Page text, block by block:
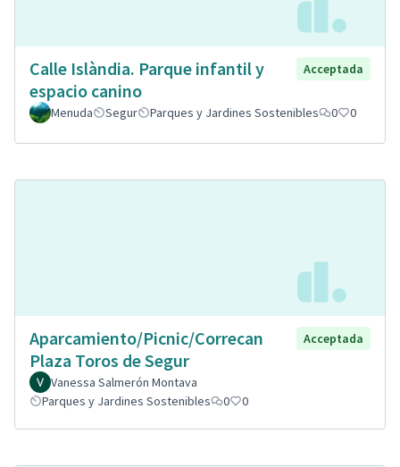
Calle Islàndia. Parque infantil y
espacio canino
Acceptada
Menuda Segur Parques y Jardines Sostenibles 0 0
Aparcamiento/Picnic/Correcan
Plaza Toros de Segur
Acceptada
Vanessa Salmerón Montava
Parques y Jardines Sostenibles
0 0